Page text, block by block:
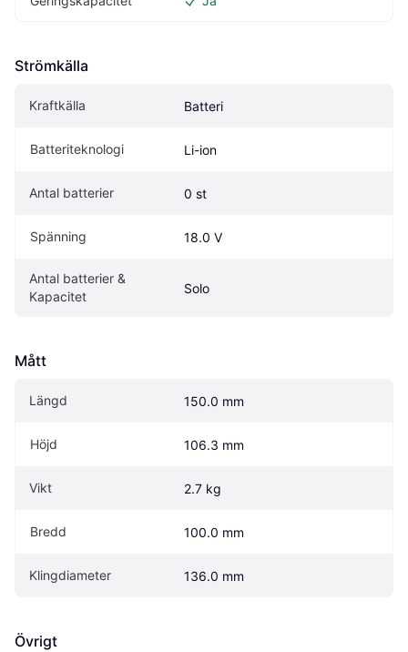
Strömkälla
Kraftkälla Batteri
Batteriteknologi Li-ion
Antal batterier 0 st
Spänning 18.0 V
Antal batterier &
Kapacitet
Solo
Mått
Längd 150.0 mm
Höjd 106.3 mm
Vikt 2.7 kg
Bredd 100.0 mm
Klingdiameter 136.0 mm
Övrigt